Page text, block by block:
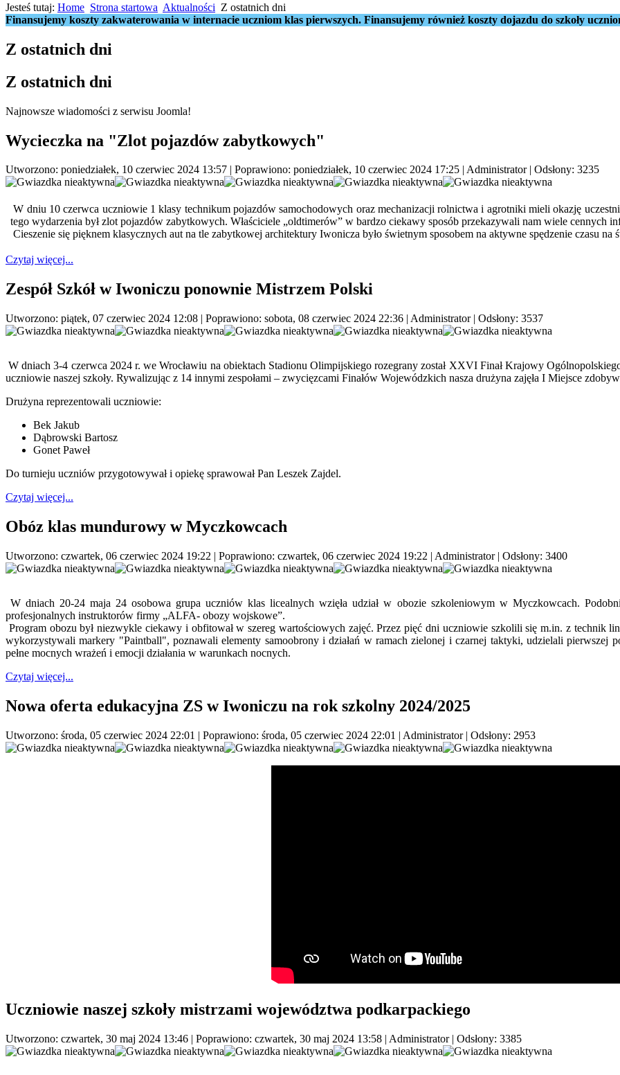
Jesteś tutaj: Home Strona startowa Aktualności Z ostatnich dni
Finansujemy koszty zakwaterowania w internacie uczniom klas pierwszych. Finansujemy również koszty dojazdu do szkoły
Z ostatnich dni
Z ostatnich dni
Najnowsze wiadomości z serwisu Joomla!
Wycieczka na "Zlot pojazdów zabytkowych"
Utworzono: poniedziałek, 10 czerwiec 2024 13:57 Poprawiono: poniedziałek, 10 czerwiec 2024 17:25 Administrator| Odsłony: 3235
W dniu 10 czerwca uczniowie 1 klasy technikum pojazdów samochodowych oraz mechanizacji rolnictwa i agrotniki mieli okazję
tego wydarzenia był zlot pojazdów zabytkowych. Właściciele „oldtimerów” w bardzo ciekawy sposób przekazywali nam wiele cennych
Cieszenie się pięknem klasycznych aut na tle zabytkowej architektury Iwonicza było świetnym sposobem na aktywne spędzenie czasu na
Czytaj więcej...
Zespół Szkół w Iwoniczu ponownie Mistrzem Polski
Utworzono: piątek, 07 czerwiec 2024 12:08 | Poprawiono: sobota, 08 czerwiec 2024 22:36 | Administrator| Odsłony: 3537
W dniach 3-4 czerwca 2024 r. we Wrocławiu na obiektach Stadionu Olimpijskiego rozegrany został XXVI Finał Krajowy
uczniowie naszej szkoły. Rywalizując z 14 innymi zespołami – zwycięzcami Finałów Wojewódzkich nasza drużyna zajęła I Miejsce
Drużyna reprezentowali uczniowie:
Bek Jakub
Dąbrowski Bartosz
Gonet Paweł
Do turnieju uczniów przygotowywał i opiekę sprawował Pan Leszek Zajdel.
Czytaj więcej...
Obóz klas mundurowy w Myczkowcach
Utworzono: czwartek, 06 czerwiec 2024 19:22 | Poprawiono: czwartek, 06 czerwiec 2024 19:22 | Administrator| Odsłony: 3400
W dniach 20-24 maja 24 osobowa grupa uczniów klas licealnych wzięła udział w obozie szkoleniowym w Myczkowcach.
profesjonalnych instruktorów firmy „ALFA- obozy wojskowe”.
Program obozu był niezwykle ciekawy i obfitował w szereg wartościowych zajęć. Przez pięć dni uczniowie szkolili się m.in. z technik
wykorzystywali markery "Paintball", poznawali elementy samoobrony i działań w ramach zielonej i czarnej taktyki, udzielali pierwszej
pełne mocnych wrażeń i emocji działania w warunkach nocnych.
Czytaj więcej...
Nowa oferta edukacyjna ZS w Iwoniczu na rok szkolny 2024/2025
Utworzono: środa, 05 czerwiec 2024 22:01 | Poprawiono: środa, 05 czerwiec 2024 22:01 | Administrator| Odsłony: 2953
Uczniowie naszej szkoły mistrzami województwa podkarpackiego
Utworzono: czwartek, 30 maj 2024 13:46 | Poprawiono: czwartek, 30 maj 2024 13:58 | Administrator| Odsłony: 3385